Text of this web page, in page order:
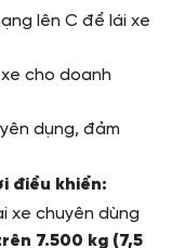
lên C để lái xe
cho doanh
dụng, đảm
điều khiển:
xe chuyên dùng
7.500 kg (7,5